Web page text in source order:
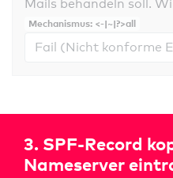
Mails behandeln soll.
Mechanismus: <-|~|?>all
3. SPF-Record
Nameserver